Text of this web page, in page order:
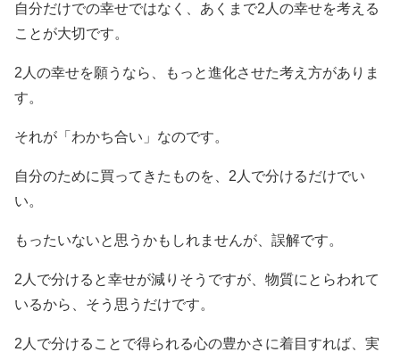
自分だけでの幸せではなく、あくまで2人の幸せを考える
ことが大切です。
2人の幸せを願うなら、もっと進化させた考え方がありま
す。
それが「わかち合い」なのです。
自分のために買ってきたものを、2人で分けるだけでい
い。
もったいないと思うかもしれませんが、誤解です。
2人で分けると幸せが減りそうですが、物質にとらわれて
いるから、そう思うだけです。
2人で分けることで得られる心の豊かさに着目すれば、実